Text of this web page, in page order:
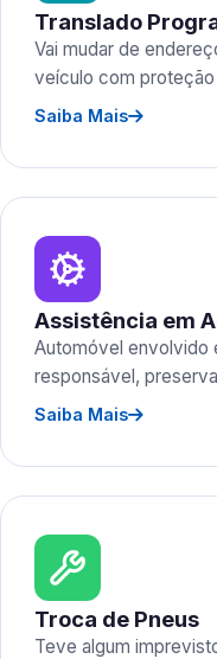
Translado
Vai mudar de
veículo com proteção
Saiba Mais
Assistência em
Automóvel envolvido
responsável,
Saiba Mais
Troca de Pneus
Teve algum